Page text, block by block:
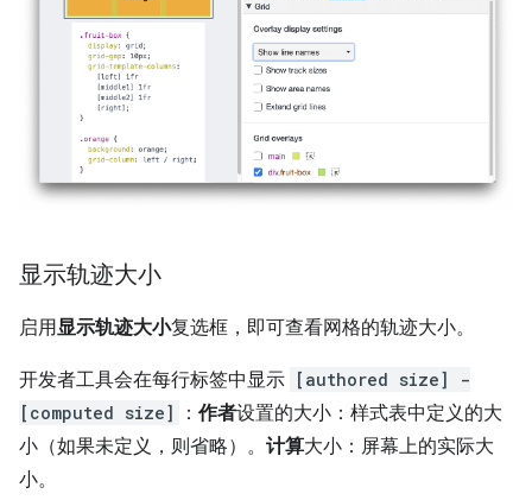
显示轨迹大小
启用显示轨迹大小复选框，即可查看网格的轨迹大小。
开发者工具会在每行标签中显示 [authored size] -
[computed size]
： 作者设置的大小：样式表中定义的大
小（如果未定义，则省略）。 计算大小：屏幕上的实际大
小。